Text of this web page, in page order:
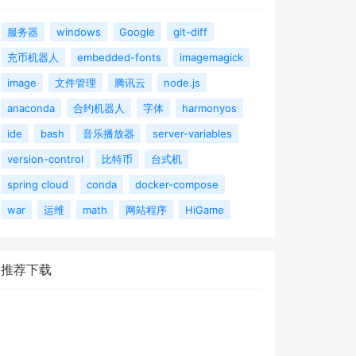
服务器 windows Google
git-diff
充币机器人
embedded-fonts
imagemagick
image
文件管理 腾讯云
node.js
anaconda
合约机器人 字体
harmonyos
ide
bash 音乐播放器
server-variables
version-control
比特币
台式机
spring cloud
conda
docker-compose
war
运维 math 网站程序 HiGame
推荐下载